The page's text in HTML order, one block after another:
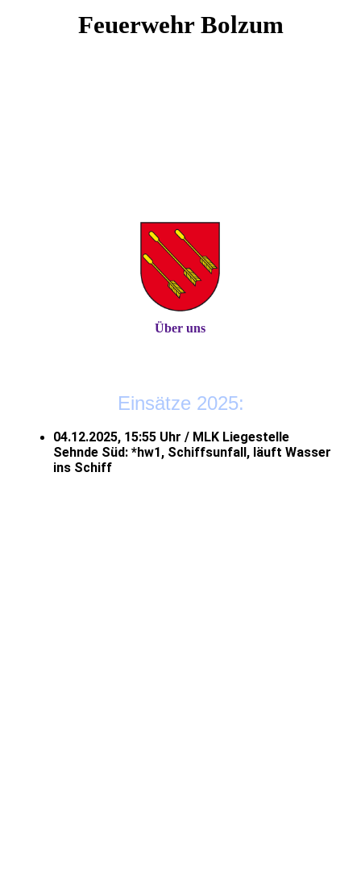
Feuerwehr Bolzum
Über uns
Einsätze 2025:
04.12.2025, 15:55 Uhr / MLK Liegestelle
Sehnde Süd: *hw1, Schiffsunfall, läuft Wasser
ins Schiff